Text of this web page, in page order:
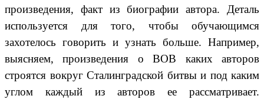
произведения, факт из биографии автора. Деталь
используется для того, чтобы обучающимся
захотелось говорить и узнать больше. Например,
выясняем, произведения о ВОВ каких авторов
строятся вокруг Сталинградской битвы и под каким
углом каждый из авторов ее рассматривает.